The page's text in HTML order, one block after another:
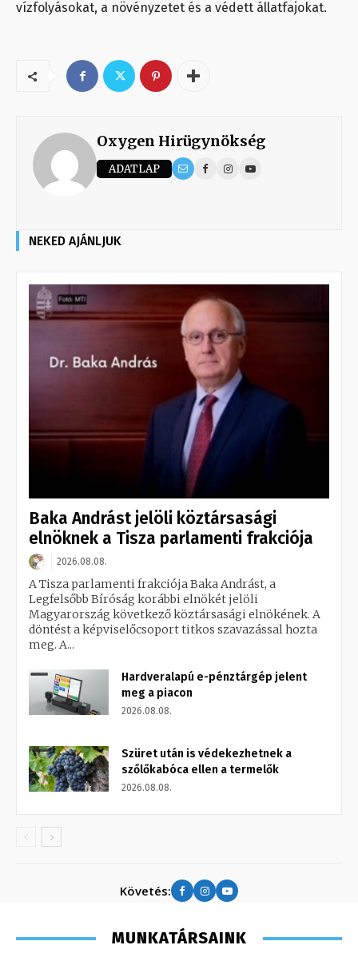
vízfolyásokat, a növényzetet és a védett állatfajokat.
Oxygen Hirügynökség
ADATLAP
NEKED AJÁNLJUK
Baka Andrást jelöli köztársasági
elnöknek a Tisza parlamenti frakciója
2026.08.08.
A Tisza parlamenti frakciója Baka Andrást, a
Legfelsőbb Bíróság korábbi elnökét jelöli
Magyarország következő köztársasági elnökének. A
döntést a képviselőcsoport titkos szavazással hozta
meg. A...
Hardveralapú e-pénztárgép jelent
meg a piacon
2026.08.08.
Szüret után is védekezhetnek a
szőlőkabóca ellen a termelők
2026.08.08.
Követés:
MUNKATÁRSAINK